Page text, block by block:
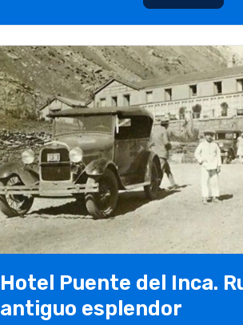
Hotel Puente del Inca.
antiguo esplendor